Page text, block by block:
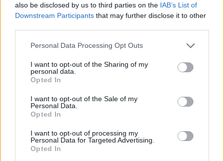
also be disclosed by us to third parties on the IAB’s List of
Downstream Participants that may further disclose it to other
Please note that this website/app uses one or more Google
not limited to your visit or usage behaviour. You may click to
grant or deny consent to Google and its third-party tags to
use your data for below specified purposes in below Google
consent section.
Personal Data Processing Opt Outs
I want to opt-out of the Sharing of my
personal data.
Opted In
I want to opt-out of the Sale of my
Personal Data.
Opted In
I want to opt-out of processing my
Personal Data for Targeted Advertising.
Opted In
Νέο Audi A2 e-tron με στόχο την κορυφή της
Σασλόγλου: «Ξεχνάμε ό,τι